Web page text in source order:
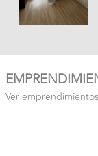
Ver emprendimientos